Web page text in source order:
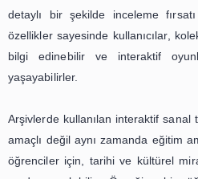
kullanıcıların seyahat
edecektir.
Bir Boyut
Sanal tur, son yıllarda